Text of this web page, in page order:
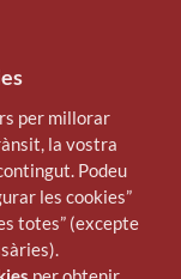
per millorar
la vostra
Podeu
les cookies”
totes” (excepte